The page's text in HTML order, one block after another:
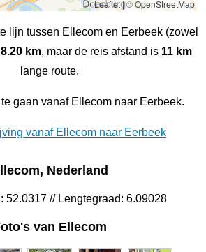
Leaflet|© OpenStreetMap
lijn tussen Ellecom en Eerbeek (zowel
8.20 km, maar de reis afstand is 11 km
lange route.
te gaan vanaf Ellecom naar Eerbeek.
vanaf Ellecom naar Eerbeek
Nederland
52.0317 // Lengtegraad: 6.09028
van Ellecom